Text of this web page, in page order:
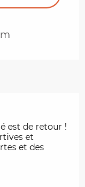
est de retour !
et
et des